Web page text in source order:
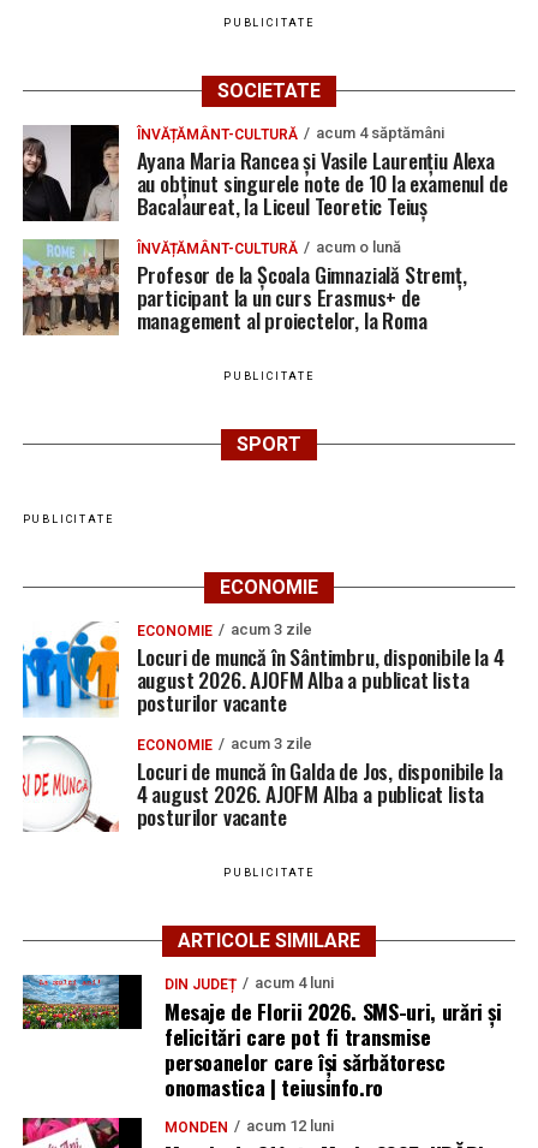
PUBLICITATE
SOCIETATE
ÎNVĂȚĂMÂNT-CULTURĂ acum 4 săptămâni
Ayana Maria Rancea și Vasile Laurențiu Alexa
au obținut singurele note de 10 la examenul de
Bacalaureat, la Liceul Teoretic Teiuș
ÎNVĂȚĂMÂNT-CULTURĂ acum o lună
Profesor de la Școala Gimnazială Stremț,
participant la un curs Erasmus+ de
management al proiectelor, la Roma
PUBLICITATE
SPORT
PUBLICITATE
ECONOMIE
ECONOMIE acum 3 zile
Locuri de muncă în Sântimbru, disponibile la 4
august 2026. AJOFM Alba a publicat lista
posturilor vacante
ECONOMIE acum 3 zile
Locuri de muncă în Galda de Jos, disponibile la
4 august 2026. AJOFM Alba a publicat lista
posturilor vacante
PUBLICITATE
ARTICOLE SIMILARE
DIN JUDEȚ acum 4 luni
Mesaje de Florii 2026. SMS-uri, urări și
felicitări care pot fi transmise
persoanelor care îşi sărbătoresc
onomastica | teiusinfo.ro
MONDEN acum 12 luni